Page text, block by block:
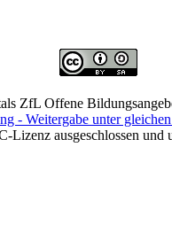
ZfL Offene
- Weitergabe unter
Lizenz ausgeschlossen und